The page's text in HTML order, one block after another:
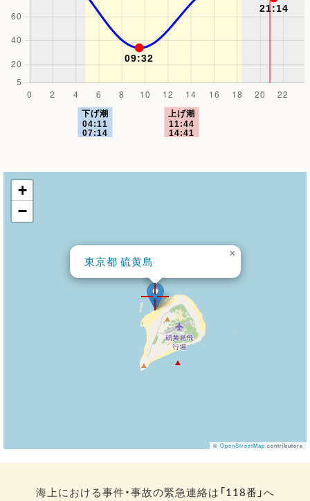
東京都 硫黄島
×
+
−
© OpenStreetMap contributors
海上における事件・事故の緊急連絡は「118番」へ